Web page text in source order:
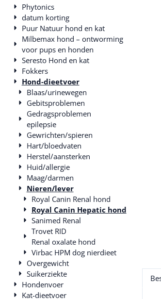
Phytonics
datum korting
Puur Natuur hond en kat
Milbemax hond – ontworming
voor pups en honden
Seresto Hond en kat
Fokkers
Hond-dieetvoer
Blaas/urinewegen
Gebitsproblemen
Gedragsproblemen
epilepsie
Gewrichten/spieren
Hart/bloedvaten
Herstel/aansterken
Huid/allergie
Maag/darmen
Nieren/lever
Royal Canin Renal hond
Royal Canin Hepatic hond
Sanimed Renal
Trovet RID
Renal oxalate hond
Virbac HPM dog nierdieet
Overgewicht
Suikerziekte
Hondenvoer
Kat-dieetvoer